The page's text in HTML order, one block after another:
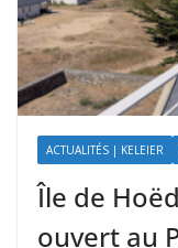
ACTUALITÉS | KELEIER
Île de
ouvert au